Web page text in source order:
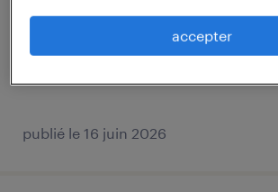
mission d'intérim
publié le 16 juin 2026
accepter